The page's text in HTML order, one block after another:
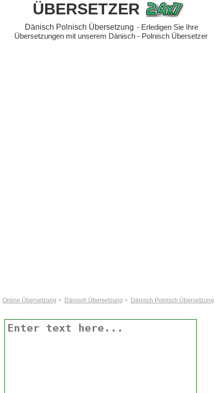
ÜBERSETZER
Dänisch Polnisch Übersetzung - Erledigen Sie Ihre
Übersetzungen mit unserem Dänisch - Polnisch Übersetzer
Online Übersetzung > Dänisch Übersetzung > Dänisch Polnisch Übersetzung